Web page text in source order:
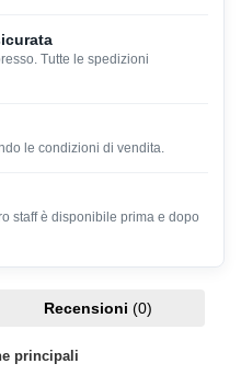
Tutte le spedizioni
le condizioni di vendita.
staff è disponibile prima e dopo
Recensioni (0)
principali